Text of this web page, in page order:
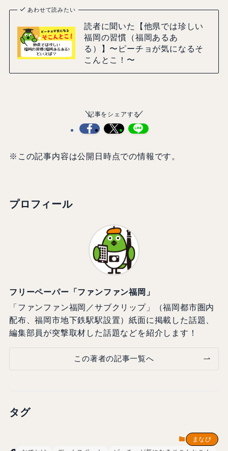
あわせて読みたい
読者に聞いた【他県では珍しい
福岡の習慣（福岡あるあ
る）】〜ピーチョが気になるそ
こんとこ！〜
記事をシェアする
※この記事内容は公開日時点での情報です。
プロフィール
フリーペーパー「ファンファン福岡」
「ファンファン福岡／サブクリップ」（福岡都市圏内
配布、福岡市地下鉄駅駅設置）紙面に掲載した話題、
編集部員が突撃取材した話題などを紹介します！
この著者の記事一覧へ
タグ
まなび